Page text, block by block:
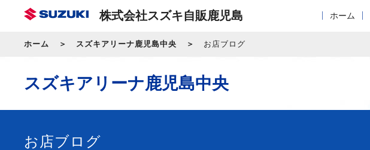
株式会社スズキ自販鹿児島 ホーム
ホーム スズキアリーナ鹿児島中央 お店ブログ
スズキアリーナ鹿児島中央
お店ブログ